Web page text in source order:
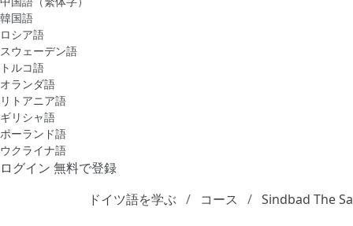
韓国語
ロシア語
スウェーデン語
トルコ語
オランダ語
リトアニア語
ギリシャ語
ポーランド語
ウクライナ語
ログイン 無料で登録
ドイツ語を学ぶ
コース Sindbad The